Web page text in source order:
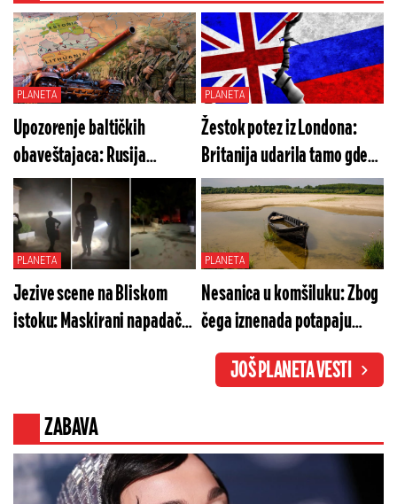
PLANETA
Upozorenje baltičkih
obaveštajaca: Rusija
sprema opasnu operaciju
pod tuđom zastavom
PLANETA
Žestok potez iz Londona:
Britanija udarila tamo gde
Rusiju najviše boli
PLANETA
Jezive scene na Bliskom
istoku: Maskirani napadači
PLANETA
Nesanica u komšiluku: Zbog
čega iznenada potapaju
četiri objekta na Dunavu?
JOŠ PLANETA VESTI
ZABAVA